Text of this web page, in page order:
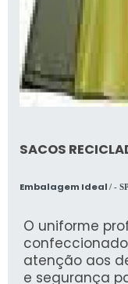
SACOS
Embalagem Ideal / -
O uniforme
atenção aos
e segurança